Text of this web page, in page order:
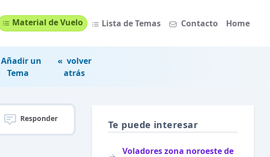
Material de Vuelo Lista de Temas Contacto Home
Añadir un
Tema
« volver
atrás
Responder
Te puede interesar
Voladores zona noroeste de